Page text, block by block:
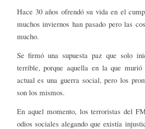
Hace 30 años ofrendó su vida en el
muchos inviernos han pasado pero las
mucho.
Se firmó una supuesta paz que solo
terrible, porque aquella en la que
actual es una guerra social, pero los
son los mismos.
En aquel momento, los terroristas del
odios sociales alegando que existía